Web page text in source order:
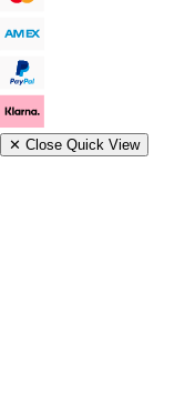
✕ Close Quick View